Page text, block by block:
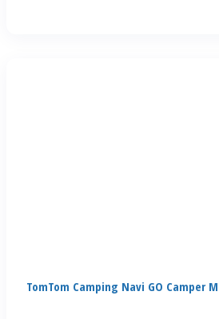
TomTom Camping Navi GO Camper